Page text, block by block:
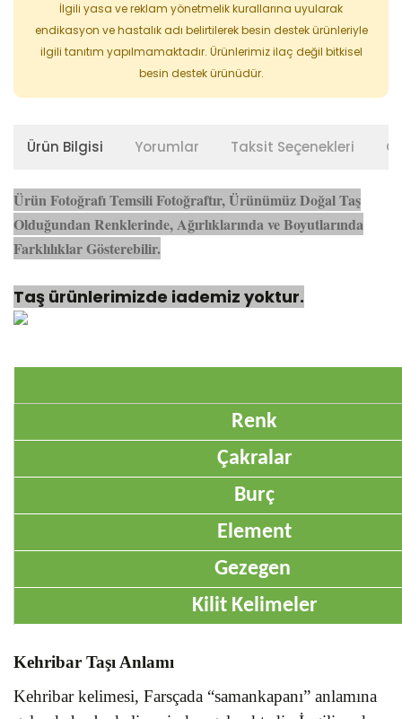
İlgili yasa ve reklam yönetmelik kurallarına uyularak
endikasyon ve hastalık adı belirtilerek besin destek ürünleriyle
ilgili tanıtım yapılmamaktadır. Ürünlerimiz ilaç değil bitkisel
besin destek ürünüdür.
Ürün Bilgisi Yorumlar Taksit Seçenekleri
Ürün Fotoğrafı Temsili Fotoğraftır, Ürünümüz Doğal Taş
Olduğundan Renklerinde, Ağırlıklarında ve Boyutlarında
Farklılıklar Gösterebilir.
Taş ürünlerimizde iademiz yoktur.
Renk
Çakralar
Burç
Element
Gezegen
Kilit Kelimeler
Kehribar Taşı Anlamı
Kehribar kelimesi, Farsçada “samankapanı” anlamına